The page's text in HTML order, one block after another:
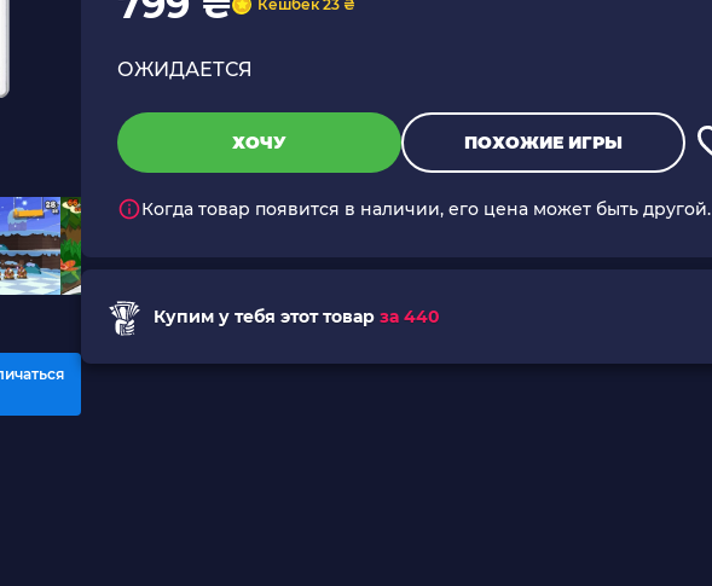
Кешбек 23 ₴
ОЖИДАЕТСЯ
ХОЧУ ПОХОЖИЕ ИГРЫ
Когда товар появится в наличии, его цена может быть другой.
Купим у тебя этот товар за 440